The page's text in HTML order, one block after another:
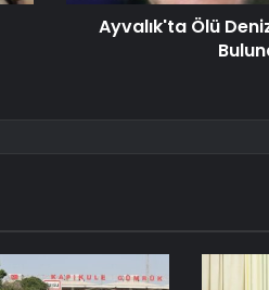
Ayvalık'ta Ölü